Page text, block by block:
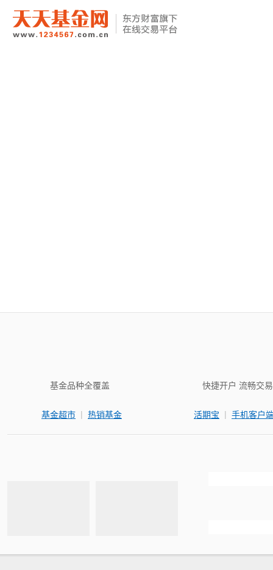
基金品种全覆盖
基金超市 | 热销基金
快捷开户 流畅交易
活期宝 | 手机客户